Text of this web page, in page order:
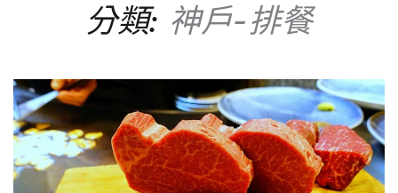
分類: 神戶-排餐